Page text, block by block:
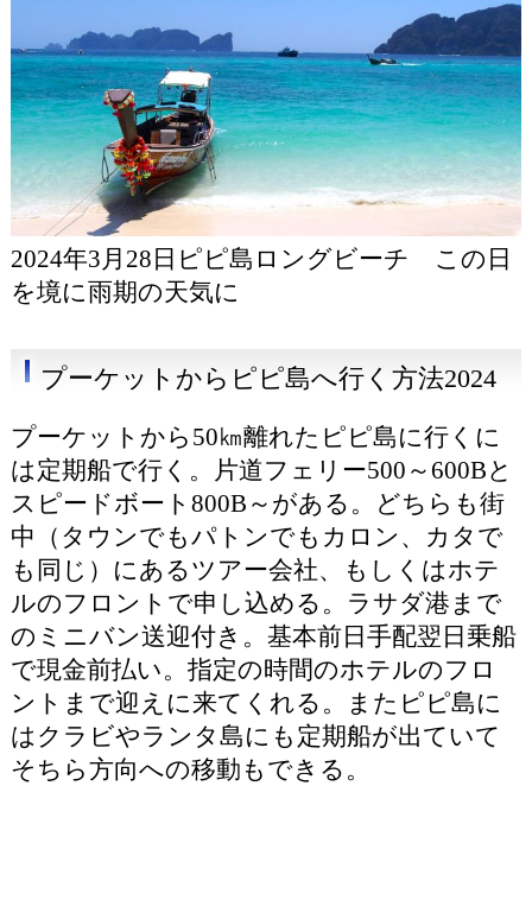
2024年3月28日ピピ島ロングビーチ この日
を境に雨期の天気に
プーケットからピピ島へ行く方法2024
プーケットから50㎞離れたピピ島に行くに
は定期船で行く。片道フェリー500～600Bと
スピードボート800B～がある。どちらも街
中（タウンでもパトンでもカロン、カタで
も同じ）にあるツアー会社、もしくはホテ
ルのフロントで申し込める。ラサダ港まで
のミニバン送迎付き。基本前日手配翌日乗船
で現金前払い。指定の時間のホテルのフロ
ントまで迎えに来てくれる。またピピ島に
はクラビやランタ島にも定期船が出ていて
そちら方向への移動もできる。